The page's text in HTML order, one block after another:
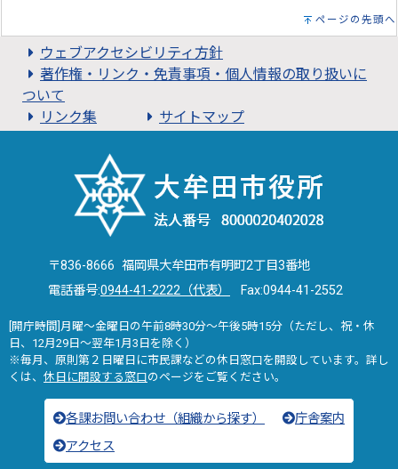
ページの先頭へ
ウェブアクセシビリティ方針
著作権・リンク・免責事項・個人情報の取り扱いに
ついて
リンク集
サイトマップ
〒836-8666 福岡県大牟田市有明町2丁目3番地
電話番号:0944-41-2222（代表） Fax:0944-41-2552
[開庁時間]月曜～金曜日の午前8時30分～午後5時15分（ただし、祝・休
日、12月29日～翌年1月3日を除く）
※毎月、原則第２日曜日に市民課などの休日窓口を開設しています。詳し
くは、 休日に開設する窓口のページをご覧ください。
各課お問い合わせ（組織から探す）
庁舎案内
アクセス